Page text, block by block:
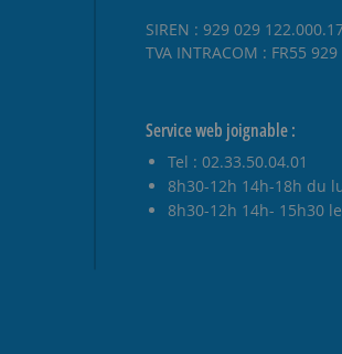
SIREN : 929 029
TVA INTRACOM : FR55
Service web joignable :
Tel : 02.33.50.04.01
8h30-12h 14h-18h du
8h30-12h 14h- 15h30